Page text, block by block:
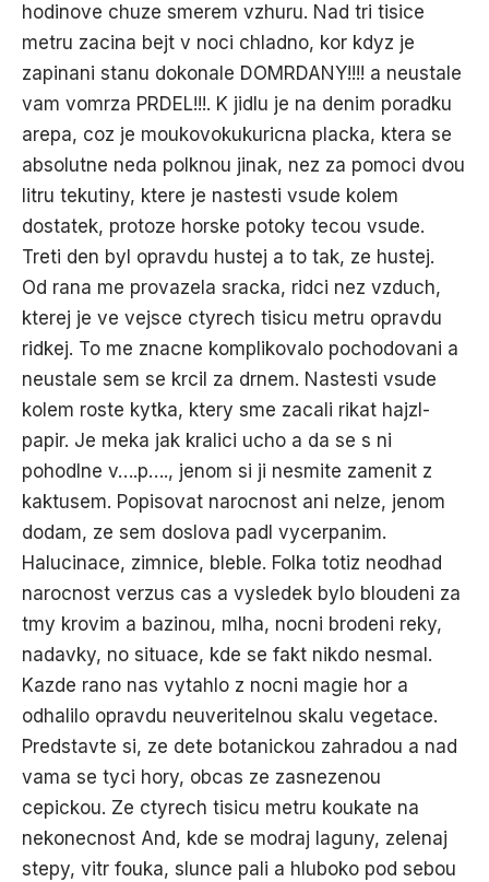
hodinove chuze smerem vzhuru. Nad tri tisice
metru zacina bejt v noci chladno, kor kdyz je
zapinani stanu dokonale DOMRDANY!!!! a neustale
vam vomrza PRDEL!!!. K jidlu je na denim poradku
arepa, coz je moukovokukuricna placka, ktera se
absolutne neda polknou jinak, nez za pomoci dvou
litru tekutiny, ktere je nastesti vsude kolem
dostatek, protoze horske potoky tecou vsude.
Treti den byl opravdu hustej a to tak, ze hustej.
Od rana me provazela sracka, ridci nez vzduch,
kterej je ve vejsce ctyrech tisicu metru opravdu
ridkej. To me znacne komplikovalo pochodovani a
neustale sem se krcil za drnem. Nastesti vsude
kolem roste kytka, ktery sme zacali rikat hajzl-
papir. Je meka jak kralici ucho a da se s ni
pohodlne v….p…., jenom si ji nesmite zamenit z
kaktusem. Popisovat narocnost ani nelze, jenom
dodam, ze sem doslova padl vycerpanim.
Halucinace, zimnice, bleble. Folka totiz neodhad
narocnost verzus cas a vysledek bylo bloudeni za
tmy krovim a bazinou, mlha, nocni brodeni reky,
nadavky, no situace, kde se fakt nikdo nesmal.
Kazde rano nas vytahlo z nocni magie hor a
odhalilo opravdu neuveritelnou skalu vegetace.
Predstavte si, ze dete botanickou zahradou a nad
vama se tyci hory, obcas ze zasnezenou
cepickou. Ze ctyrech tisicu metru koukate na
nekonecnost And, kde se modraj laguny, zelenaj
stepy, vitr fouka, slunce pali a hluboko pod sebou